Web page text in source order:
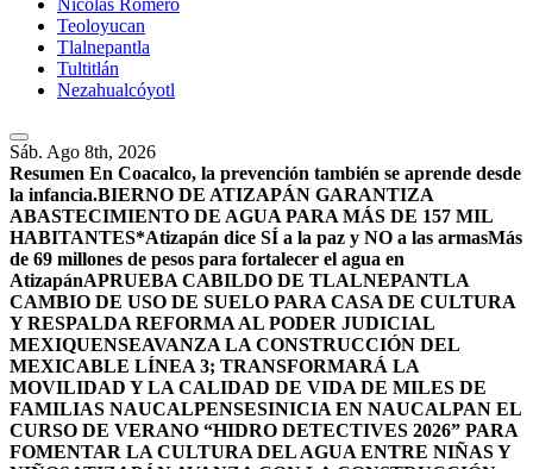
Nicolás Romero
Teoloyucan
Tlalnepantla
Tultitlán
Nezahualcóyotl
Sáb. Ago 8th, 2026
Resumen En Coacalco, la prevención también se aprende desde
la infancia.BIERNO DE ATIZAPÁN GARANTIZA
ABASTECIMIENTO DE AGUA PARA MÁS DE 157 MIL
HABITANTES*Atizapán dice SÍ a la paz y NO a las armasMás
de 69 millones de pesos para fortalecer el agua en
AtizapánAPRUEBA CABILDO DE TLALNEPANTLA
CAMBIO DE USO DE SUELO PARA CASA DE CULTURA
Y RESPALDA REFORMA AL PODER JUDICIAL
MEXIQUENSEAVANZA LA CONSTRUCCIÓN DEL
MEXICABLE LÍNEA 3; TRANSFORMARÁ LA
MOVILIDAD Y LA CALIDAD DE VIDA DE MILES DE
FAMILIAS NAUCALPENSESINICIA EN NAUCALPAN EL
CURSO DE VERANO “HIDRO DETECTIVES 2026” PARA
FOMENTAR LA CULTURA DEL AGUA ENTRE NIÑAS Y